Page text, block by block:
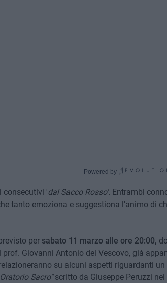
Powered by
consecutivi 'dal Sacco Rosso'. Entrambi
tanto emoziona e suggestiona l'animo di
per sabato 11 marzo alle ore 20:00,
prof. Giovanni Antonio del Vescovo, già
su alcuni aspetti riguardanti
Sacro"scritto da Giuseppe Peruzzi